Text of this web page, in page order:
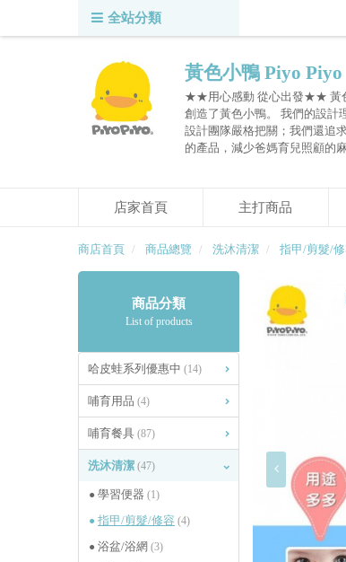
全站分類
黃色小鴨 Piyo Piyo
★★用心感動 從心出發★★ 黃
創造了黃色小鴨。 我們的設計
設計團隊嚴格把關；我們還追
的產品，減少爸媽育兒照顧的
店家首頁 主打商品
商店首頁 商品總覽 洗沐清潔 指甲/剪髮/
商品分類
List of products
哈皮蛙系列優惠中 (14)
哺育用品 (4)
哺育餐具 (87)
洗沐清潔 (47)
學習便器 (1)
指甲/剪髮/修容 (4)
浴盆/浴網 (3)